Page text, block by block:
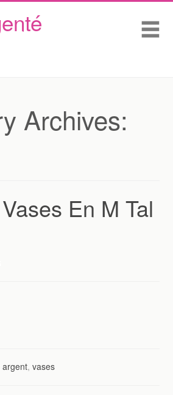
Archives:
En M Tal
argent,vases